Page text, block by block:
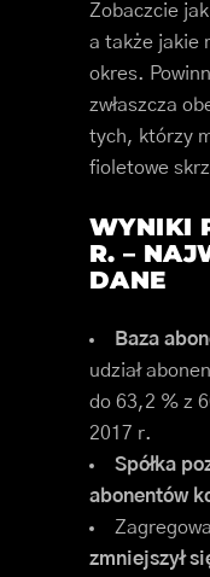
Zobaczcie
a także jakie
okres.
zwłaszcza
tych, którzy
fioletowe
WYNIKI
R. –
DANE
Baza
udział
do 63,2 % z
2017 r.
Spółka
abonentów
zmniejszył